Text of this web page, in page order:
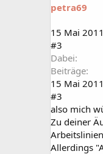
petra69
15 Mai 2011
#3
Dabei
Beiträge
15 Mai 2011
#3
also mich
Zu deiner
Allerdings